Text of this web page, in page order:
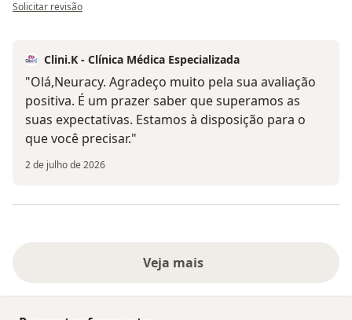
Solicitar revisão
Clini.K - Clínica Médica Especializada
"Olá,Neuracy. Agradeço muito pela sua avaliação
positiva. É um prazer saber que superamos as
suas expectativas. Estamos à disposição para o
que você precisar."
2 de julho de 2026
Veja mais